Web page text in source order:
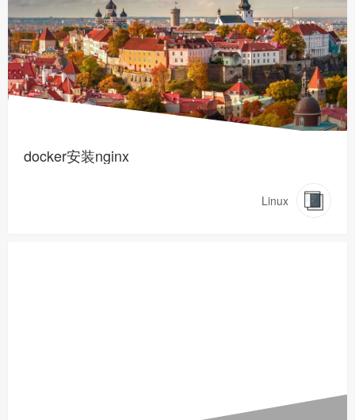
docker安装nginx
Linux